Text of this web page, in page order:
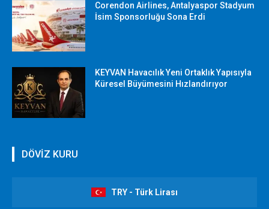
Corendon Airlines, Antalyaspor Stadyum
İsim Sponsorluğu Sona Erdi
KEYVAN Havacılık Yeni Ortaklık Yapısıyla
Küresel Büyümesini Hızlandırıyor
DÖVİZ KURU
TRY - Türk Lirası